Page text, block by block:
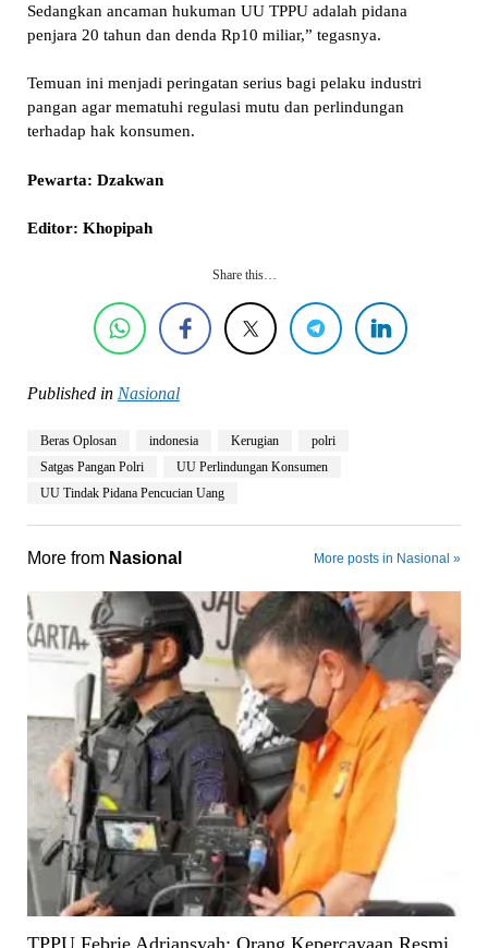
Sedangkan ancaman hukuman UU TPPU adalah pidana
penjara 20 tahun dan denda Rp10 miliar,” tegasnya.
Temuan ini menjadi peringatan serius bagi pelaku industri
pangan agar mematuhi regulasi mutu dan perlindungan
terhadap hak konsumen.
Pewarta: Dzakwan
Editor: Khopipah
Share this…
Published in Nasional
Beras Oplosan indonesia Kerugian
polri
Satgas Pangan Polri
UU Perlindungan Konsumen
UU Tindak Pidana Pencucian Uang
More from Nasional More posts in Nasional »
TPPU Febrie Adriansyah: Orang Kepercayaan Resmi